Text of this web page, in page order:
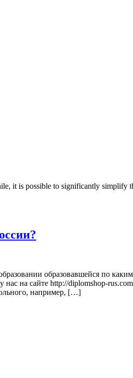
it is possible to significantly
образовавшейся по
на сайте http://diplomshop-
например, […]